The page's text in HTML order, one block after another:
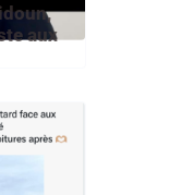
aux